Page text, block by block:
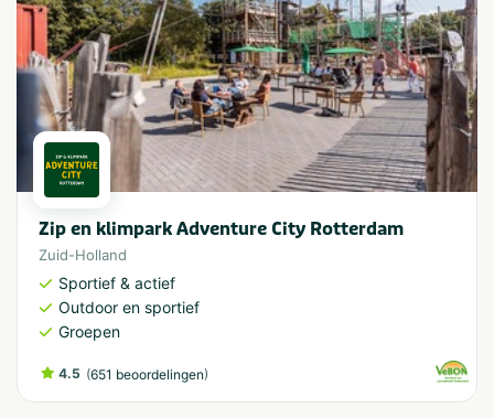
Zip en klimpark Adventure City Rotterdam
Zuid-Holland
Sportief & actief
Outdoor en sportief
Groepen
4.5 (651 beoordelingen)